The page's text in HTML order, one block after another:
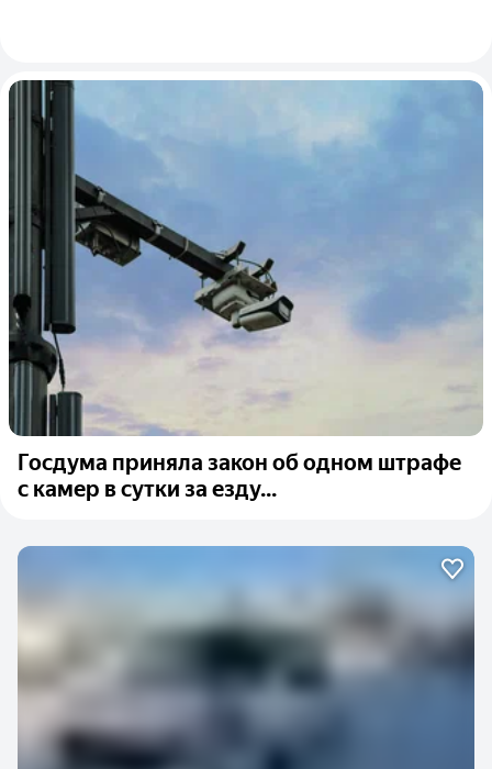
Госдума приняла закон об одном штрафе
с камер в сутки за езду...